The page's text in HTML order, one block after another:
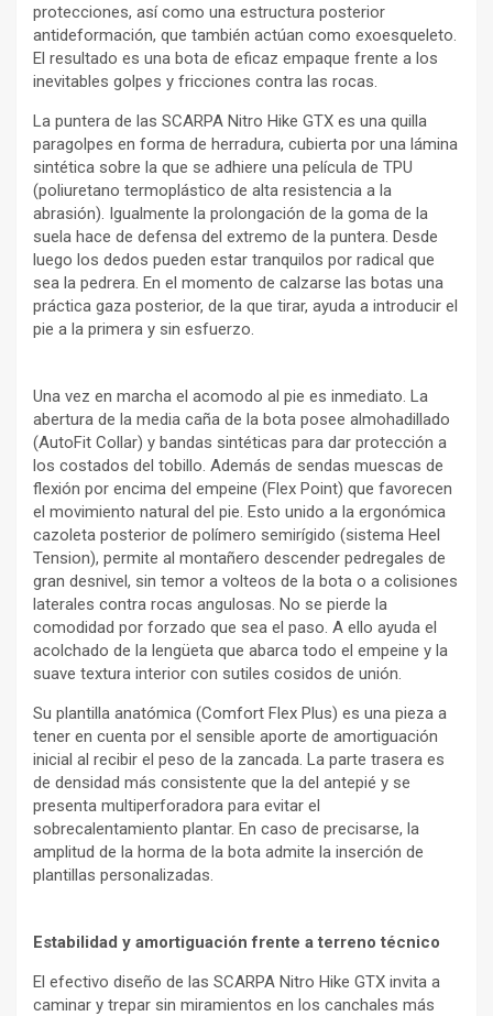
protecciones, así como una estructura posterior
antideformación, que también actúan como exoesqueleto.
El resultado es una bota de eficaz empaque frente a los
inevitables golpes y fricciones contra las rocas.
La puntera de las SCARPA Nitro Hike GTX es una quilla
paragolpes en forma de herradura, cubierta por una lámina
sintética sobre la que se adhiere una película de TPU
(poliuretano termoplástico de alta resistencia a la
abrasión). Igualmente la prolongación de la goma de la
suela hace de defensa del extremo de la puntera. Desde
luego los dedos pueden estar tranquilos por radical que
sea la pedrera. En el momento de calzarse las botas una
práctica gaza posterior, de la que tirar, ayuda a introducir el
pie a la primera y sin esfuerzo.
Una vez en marcha el acomodo al pie es inmediato. La
abertura de la media caña de la bota posee almohadillado
(AutoFit Collar) y bandas sintéticas para dar protección a
los costados del tobillo. Además de sendas muescas de
flexión por encima del empeine (Flex Point) que favorecen
el movimiento natural del pie. Esto unido a la ergonómica
cazoleta posterior de polímero semirígido (sistema Heel
Tension), permite al montañero descender pedregales de
gran desnivel, sin temor a volteos de la bota o a colisiones
laterales contra rocas angulosas. No se pierde la
comodidad por forzado que sea el paso. A ello ayuda el
acolchado de la lengüeta que abarca todo el empeine y la
suave textura interior con sutiles cosidos de unión.
Su plantilla anatómica (Comfort Flex Plus) es una pieza a
tener en cuenta por el sensible aporte de amortiguación
inicial al recibir el peso de la zancada. La parte trasera es
de densidad más consistente que la del antepié y se
presenta multiperforadora para evitar el
sobrecalentamiento plantar. En caso de precisarse, la
amplitud de la horma de la bota admite la inserción de
plantillas personalizadas.
Estabilidad y amortiguación frente a terreno técnico
El efectivo diseño de las SCARPA Nitro Hike GTX invita a
caminar y trepar sin miramientos en los canchales más